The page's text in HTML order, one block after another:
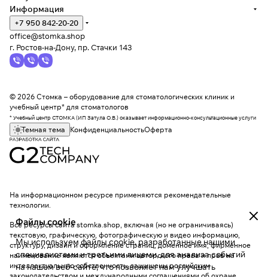
Файлы cookie
Мы используем файлы cookie, разработанные нашими
специалистами и третьими лицами, для анализа событий
на нашем веб-сайте, что позволяет нам улучшать
Информация
+7 950 842-20-20
office@stomka.shop
г. Ростов-на-Дону, пр. Стачки 143
© 2026 Стомка – оборудование для стоматологических клиник и
учебный центр* для стоматологов
* Учебный центр СТОМКА (ИП Затула О.В.) оказывает информационно-консультационные услуги
Темная тема КонфиденциальностьОферта
На информационном ресурсе применяются рекомендательные
технологии.
Все ресурсы сайта stomka.shop, включая (но не ограничиваясь)
текстовую, графическую, фотографическую и видео информацию,
структуру, дизайн и оформление страниц, доменное имя, фирменное
наименование являются объектами авторского права и прав на
интеллектуальную собственность, защищены российским